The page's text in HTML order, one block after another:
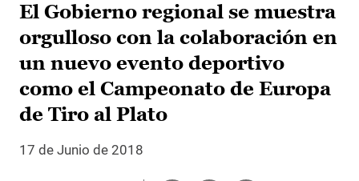
El Gobierno regional se muestra
orgulloso con la colaboración en
un nuevo evento deportivo
como el Campeonato de Europa
de Tiro al Plato
17 de Junio de 2018